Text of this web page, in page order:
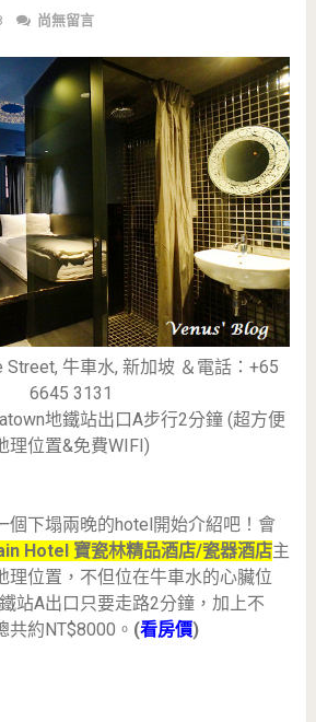
尚無留言
牛車水, 新加坡 ＆電話：+65
6645 3131
地鐵站出口A步行2分鐘 (超方便
理位置&免費WIFI)
個下塌兩晚的hotel開始介紹吧！會
Hotel 寶瓷林精品酒店/瓷器酒店主
理位置，不但位在牛車水的心臟位
站A出口只要走路2分鐘，加上不
共約NT$8000。 (看房價)